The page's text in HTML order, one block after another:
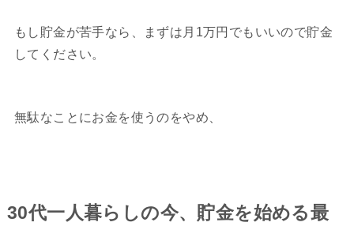
もし貯金が苦手なら、まずは月1万円でもいいので貯金
してください。
無駄なことにお金を使うのをやめ、
30代一人暮らしの今、貯金を始める最